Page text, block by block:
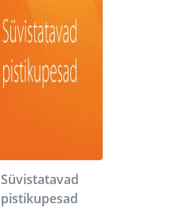
Süvistatavad
pistikupesad